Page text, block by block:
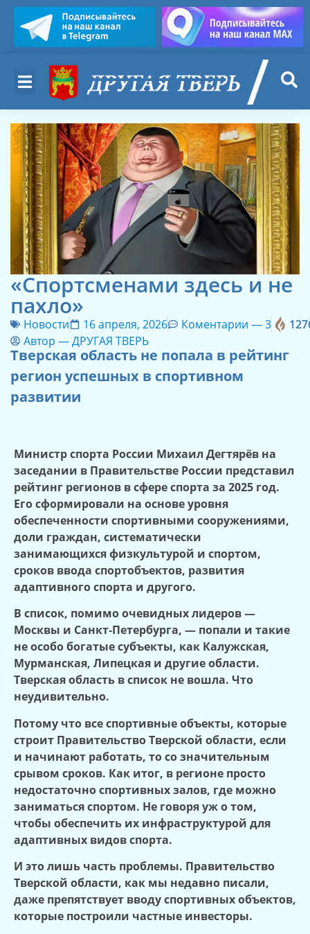
«Спортсменами здесь и не
пахло»
Новости 16 апреля, 2026 Коментарии —3
Автор —ДРУГАЯ ТВЕРЬ
Тверская область не попала в рейтинг
регион успешных в спортивном
развитии
Министр спорта России Михаил Дегтярёв на
заседании в Правительстве России представил
рейтинг регионов в сфере спорта за 2025 год.
Его сформировали на основе уровня
обеспеченности спортивными сооружениями,
доли граждан, систематически
занимающихся физкультурой и спортом,
сроков ввода спортобъектов, развития
адаптивного спорта и другого.
В список, помимо очевидных лидеров —
Москвы и Санкт‑Петербурга, — попали и такие
не особо богатые субъекты, как Калужская,
Мурманская, Липецкая и другие области.
Тверская область в список не вошла. Что
неудивительно.
Потому что все спортивные объекты, которые
строит Правительство Тверской области, если
и начинают работать, то со значительным
срывом сроков. Как итог, в регионе просто
недостаточно спортивных залов, где можно
заниматься спортом. Не говоря уж о том,
чтобы обеспечить их инфраструктурой для
адаптивных видов спорта.
И это лишь часть проблемы. Правительство
Тверской области, как мы недавно писали,
даже препятствует вводу спортивных объектов,
которые построили частные инвесторы.